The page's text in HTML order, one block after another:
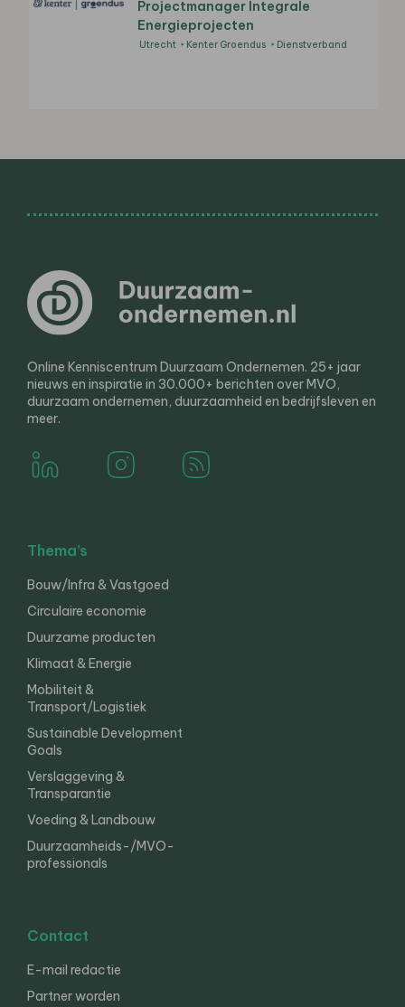
Projectmanager Integrale
Energieprojecten
Utrecht Kenter Groendus Dienstverband
Online Kenniscentrum Duurzaam Ondernemen. 25+ jaar
nieuws en inspiratie in 30.000+ berichten over MVO,
duurzaam ondernemen, duurzaamheid en bedrijfsleven en
meer.
Thema’s
Bouw/Infra & Vastgoed
Circulaire economie
Duurzame producten
Klimaat & Energie
Mobiliteit &
Transport/Logistiek
Sustainable Development
Goals
Verslaggeving &
Transparantie
Voeding & Landbouw
Duurzaamheids-/MVO-
professionals
Contact
E-mail redactie
Partner worden